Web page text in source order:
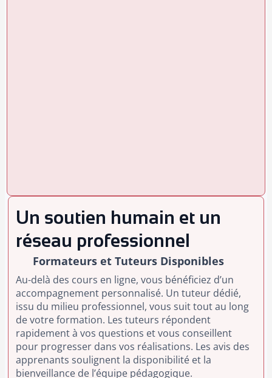
Un soutien humain et un
réseau professionnel
Formateurs et Tuteurs Disponibles
Au-delà des cours en ligne, vous bénéficiez d’un
accompagnement personnalisé. Un tuteur dédié,
issu du milieu professionnel, vous suit tout au long
de votre formation. Les tuteurs répondent
rapidement à vos questions et vous conseillent
pour progresser dans vos réalisations. Les avis des
apprenants soulignent la disponibilité et la
bienveillance de l’équipe pédagogique.